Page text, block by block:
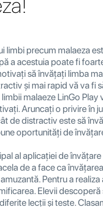
limbi precum malaeza
a acestuia poate fi
să învățați limba
și mai rapid vă va fi
malaeze LinGo Play
Aruncați o privire în
de distractiv este să
oportunități de
al aplicației de
de a face ca
Pentru a
Elevii descoperă
lecții și teste.